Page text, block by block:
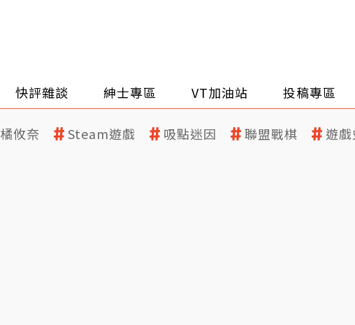
快評雜談 紳士專區 VT加油站 投稿專區
橘攸奈 Steam遊戲 吸點迷因 聯盟戰棋 遊